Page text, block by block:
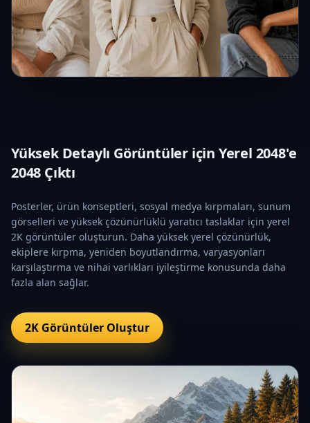
Yüksek Detaylı Görüntüler için Yerel 2048'e
2048 Çıktı
Posterler, ürün konseptleri, sosyal medya kırpmaları, sunum
görselleri ve yüksek çözünürlüklü yaratıcı taslaklar için yerel
2K görüntüler oluşturun. Daha yüksek yerel çözünürlük,
ekiplere kırpma, yeniden boyutlandırma, varyasyonları
karşılaştırma ve nihai varlıkları iyileştirme konusunda daha
fazla alan sağlar.
2K Görüntüler Oluştur